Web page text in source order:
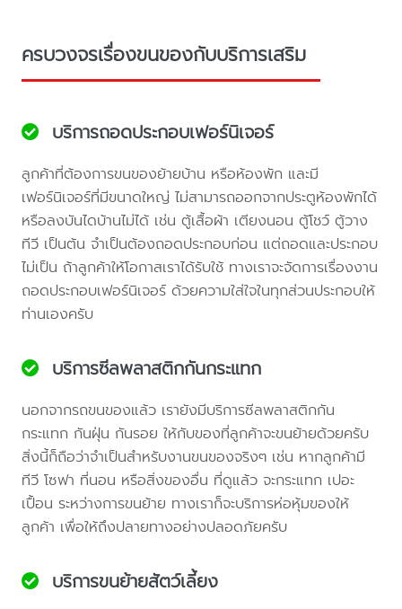
ครบวงจรเรื่องขนของกับบริการเสริม
บริการถอดประกอบเฟอร์นิเจอร์
ลูกค้าที่ต้องการขนของย้ายบ้าน หรือห้องพัก และมี
เฟอร์นิเจอร์ที่มีขนาดใหญ่ ไม่สามารถออกจากประตูห้องพักได้
หรือลงบันไดบ้านไม่ได้ เช่น ตู้เสื้อผ้า เตียงนอน ตู้โชว์ ตู้วาง
ทีวี เป็นต้น จำเป็นต้องถอดประกอบก่อน แต่ถอดและประกอบ
ไม่เป็น ถ้าลูกค้าให้โอกาสเราได้รับใช้ ทางเราจะจัดการเรื่องงาน
ถอดประกอบเฟอร์นิเจอร์ ด้วยความใส่ใจในทุกส่วนประกอบให้
ท่านเองครับ
บริการซีลพลาสติกกันกระแทก
นอกจากรถขนของแล้ว เรายังมีบริการซีลพลาสติกกัน
กระแทก กันฝุ่น กันรอย ให้กับของที่ลูกค้าจะขนย้ายด้วยครับ
สิ่งนี้ก็ถือว่าจำเป็นสำหรับงานขนของจริงๆ เช่น หากลูกค้ามี
ทีวี โซฟา ที่นอน หรือสิ่งของอื่น ที่ดูแล้ว จะกระแทก เปอะ
เปื้อน ระหว่างการขนย้าย ทางเราก็จะบริการห่อหุ้มของให้
ลูกค้า เพื่อให้ถึงปลายทางอย่างปลอดภัยครับ
บริการขนย้ายสัตว์เลี้ยง